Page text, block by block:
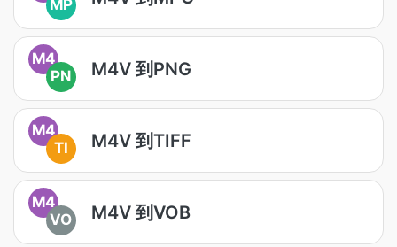
MP
M4
PN
M4V 到PNG
M4
TI
M4V 到TIFF
M4
VO
M4V 到VOB